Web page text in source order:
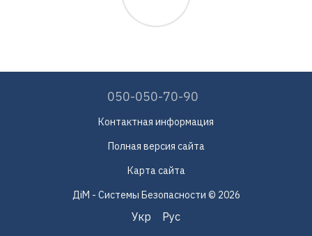
050-050-70-90
Контактная информация
Полная версия сайта
Карта сайта
ДіМ - Системы Безопасности © 2026
Укр Рус